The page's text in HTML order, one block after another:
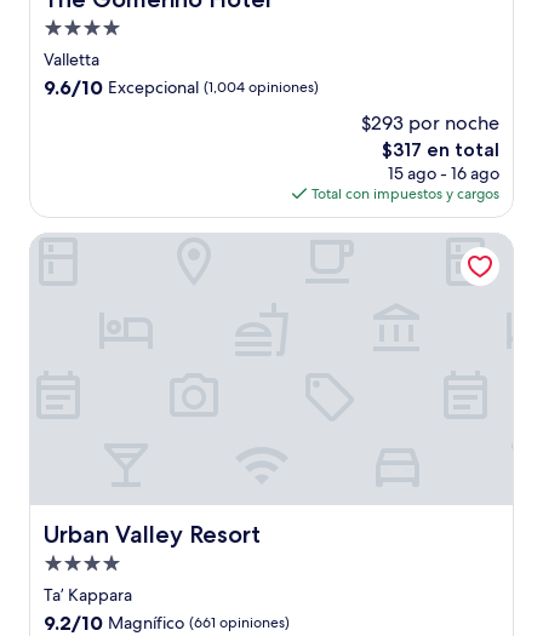
Propiedad
de
4.0
Valletta
9.6
9.6/10 Excepcional (1,004 opiniones)
$293 por noche
El
precio
actual
es
de
$317 en total
15 ago - 16 ago
Total con impuestos y cargos
Urban Valley Resort
Urban Valley Resort
Propiedad
de
4.0
Taʼ Kappara
9.2
9.2/10 Magnífico (661 opiniones)
Urban Valley Resort